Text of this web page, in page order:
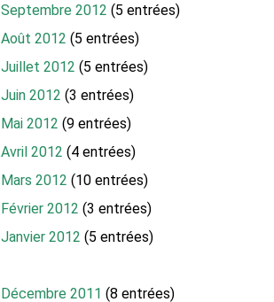
Septembre 2012 (5 entrées)
Août 2012 (5 entrées)
Juillet 2012 (5 entrées)
Juin 2012 (3 entrées)
Mai 2012 (9 entrées)
Avril 2012 (4 entrées)
Mars 2012 (10 entrées)
Février 2012 (3 entrées)
Janvier 2012 (5 entrées)
Décembre 2011 (8 entrées)